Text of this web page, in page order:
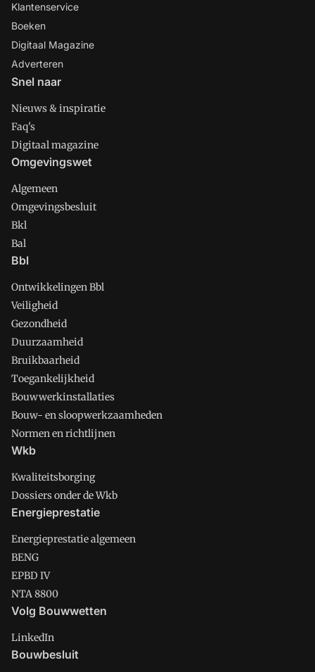
Klantenservice
Boeken
Digitaal Magazine
Adverteren
Snel naar
Nieuws & inspiratie
Faq's
Digitaal magazine
Omgevingswet
Algemeen
Omgevingsbesluit
Bkl
Bal
Bbl
Ontwikkelingen Bbl
Veiligheid
Gezondheid
Duurzaamheid
Bruikbaarheid
Toegankelijkheid
Bouwwerkinstallaties
Bouw- en sloopwerkzaamheden
Normen en richtlijnen
Wkb
Kwaliteitsborging
Dossiers onder de Wkb
Energieprestatie
Energieprestatie algemeen
BENG
EPBD IV
NTA 8800
Volg Bouwwetten
LinkedIn
Bouwbesluit